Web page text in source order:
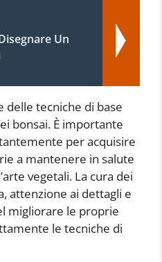
Un
delle tecniche di base
bonsai. È importante
per acquisire
a mantenere in salute
vegetali. La cura dei
attenzione ai dettagli e
migliorare le proprie
le tecniche di